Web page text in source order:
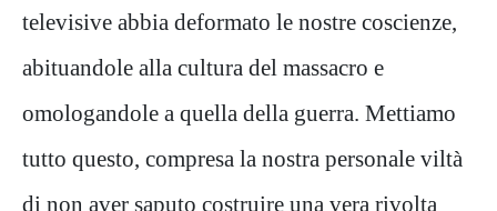
televisive abbia deformato le nostre coscienze,
abituandole alla cultura del massacro e
omologandole a quella della guerra. Mettiamo
tutto questo, compresa la nostra personale viltà
di non aver saputo costruire una vera rivolta